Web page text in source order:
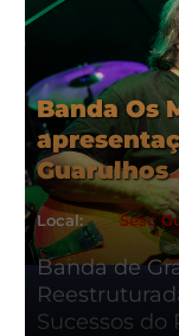
Banda Os
Guarulhos
Local: Sesc
Banda de
Sucessos do